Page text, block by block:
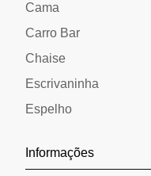
Cama
Carro Bar
Chaise
Escrivaninha
Espelho
Informações